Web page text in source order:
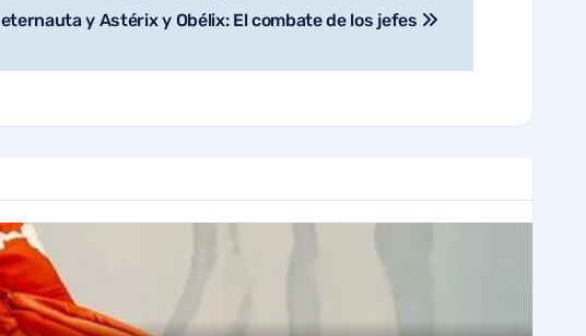
eternauta y Astérix y Obélix: El combate de los jefes